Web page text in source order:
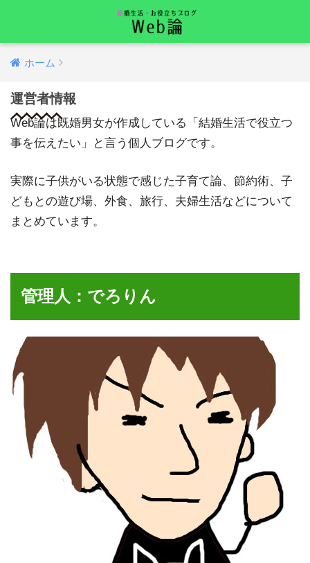
ホーム
運営者情報
Web論は既婚男女が作成している「結婚生活で役立つ
事を伝えたい」と言う個人ブログです。
実際に子供がいる状態で感じた子育て論、節約術、子
どもとの遊び場、外食、旅行、夫婦生活などについて
まとめています。
管理人：でろりん